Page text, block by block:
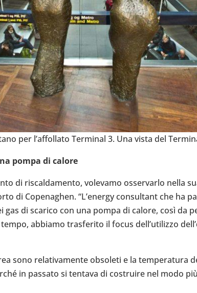
per l’af­fol­lato Ter­mi­nal 3. Una vista del
pompa di calore
di riscal­da­mento, vole­vamo osser­varlo nella
di Cope­na­ghen. “L’e­nergy con­sul­tant che ha
di scarico con una pompa di calore, così da
abbiamo tra­sfe­rito il focus del­l’u­ti­lizzo
sono rela­ti­va­mente obso­leti e la tem­pe­ra­tura
in passato si tentava di costruire nel modo